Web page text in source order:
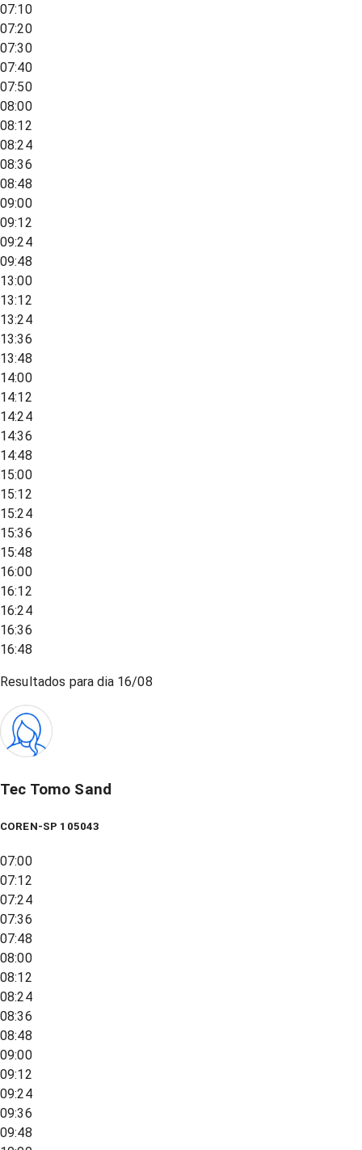
07:10
07:20
07:30
07:40
07:50
08:00
08:12
08:24
08:36
08:48
09:00
09:12
09:24
09:48
13:00
13:12
13:24
13:36
13:48
14:00
14:12
14:24
14:36
14:48
15:00
15:12
15:24
15:36
15:48
16:00
16:12
16:24
16:36
16:48
Resultados para dia 16/08
Tec Tomo Sand
COREN-SP 105043
07:00
07:12
07:24
07:36
07:48
08:00
08:12
08:24
08:36
08:48
09:00
09:12
09:24
09:36
09:48